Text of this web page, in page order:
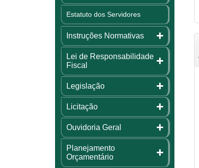
Estatuto dos Servidores
Instruções Normativas
Lei de Responsabilidade
Fiscal
Legislação
Licitação
Ouvidoria Geral
Planejamento
Orçamentário